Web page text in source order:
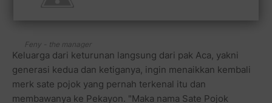
Feny - the manager
Keluarga dari keturunan langsung dari pak Aca, yakni
generasi kedua dan ketiganya, ingin menaikkan kembali
merk sate pojok yang pernah terkenal itu dan
membawanya ke Pekayon. "Maka nama Sate Pojok